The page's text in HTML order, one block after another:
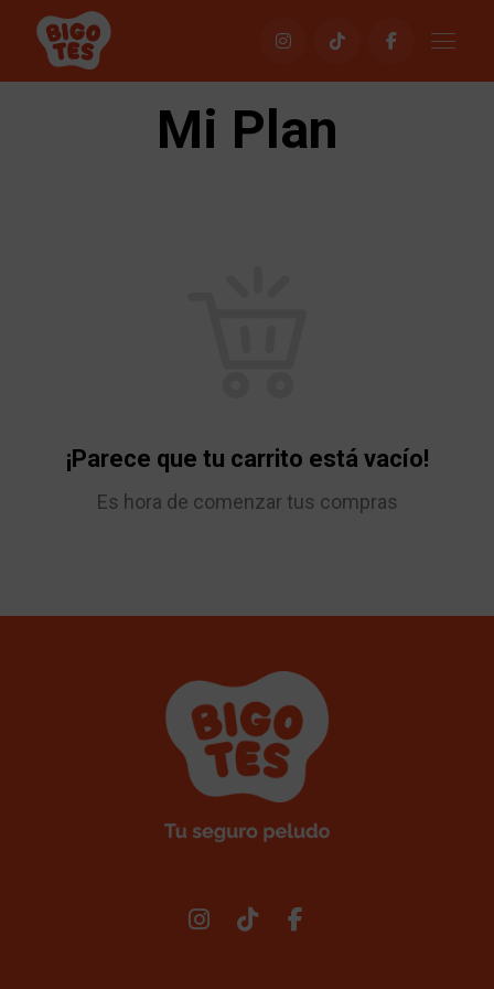
Mi Plan
¡Parece que tu carrito está vacío!
Es hora de comenzar tus compras